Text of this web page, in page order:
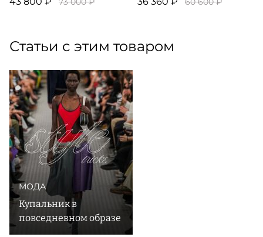
Статьи с этим товаром
МОДА
Купальник в
повседневном образе